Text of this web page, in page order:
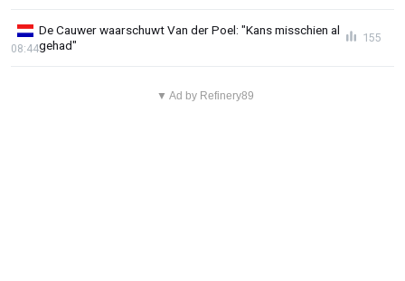
De Cauwer waarschuwt Van der Poel: "Kans misschien al
gehad"
08:44
155
▼ Ad by Refinery89